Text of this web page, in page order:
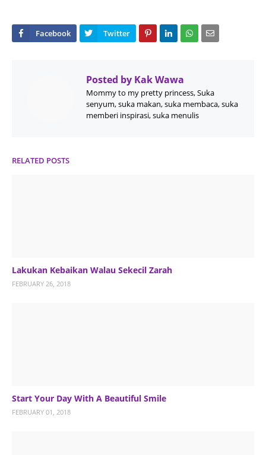
Posted by Kak Wawa
Mommy to my pretty princess, Suka
senyum, suka makan, suka membaca, suka
memberi inspirasi, suka menulis
RELATED POSTS
Lakukan Kebaikan Walau Sekecil Zarah
FEBRUARY 26, 2018
Start Your Day With A Beautiful Smile
FEBRUARY 01, 2018